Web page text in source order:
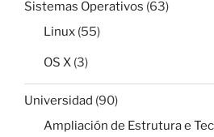
Sistemas Operativos (63)
Linux (55)
OS X (3)
Universidad (90)
Ampliación de Estrutura e